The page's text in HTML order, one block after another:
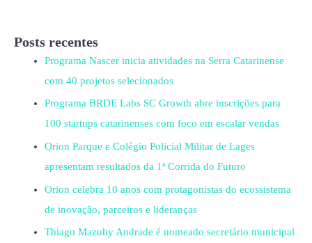
Posts recentes
Programa Nascer inicia atividades na Serra Catarinense
com 40 projetos selecionados
Programa BRDE Labs SC Growth abre inscrições para
100 startups catarinenses com foco em escalar vendas
Orion Parque e Colégio Policial Militar de Lages
apresentam resultados da 1ª Corrida do Futuro
Orion celebra 10 anos com protagonistas do ecossistema
de inovação, parceiros e lideranças
Thiago Mazuhy Andrade é nomeado secretário municipal